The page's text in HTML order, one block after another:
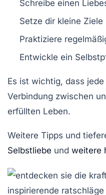
Schreibe einen
Setze dir kleine Ziele
Praktiziere
Entwickle ein
Es ist wichtig, dass
Verbindung zwischen
erfüllten Leben.
Weitere Tipps und
Selbstliebe und weitere